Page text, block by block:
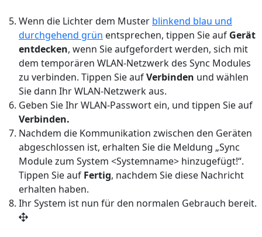
Wenn die Lichter dem Muster blinkend blau und
durchgehend grün entsprechen, tippen Sie auf Gerät
entdecken, wenn Sie aufgefordert werden, sich mit
dem temporären WLAN-Netzwerk des Sync Modules
zu verbinden. Tippen Sie aufVerbinden und wählen
Sie dann Ihr WLAN-Netzwerk aus.
Geben Sie Ihr WLAN-Passwort ein, und tippen Sie auf
Verbinden.
Nachdem die Kommunikation zwischen den Geräten
abgeschlossen ist, erhalten Sie die Meldung „Sync
Module zum System <Systemname> hinzugefügt!“.
Tippen Sie auf Fertig, nachdem Sie diese Nachricht
erhalten haben.
Ihr System ist nun für den normalen Gebrauch bereit.